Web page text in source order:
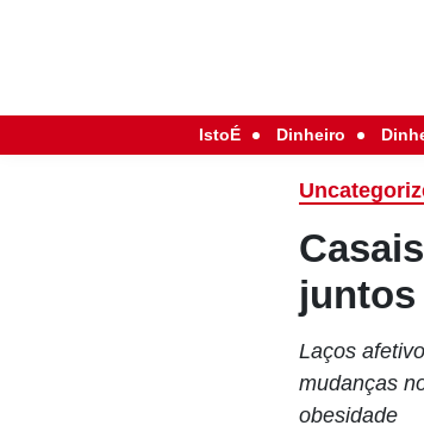
IstoÉ Dinheiro
juntos
Laços
mudanças
obesidade